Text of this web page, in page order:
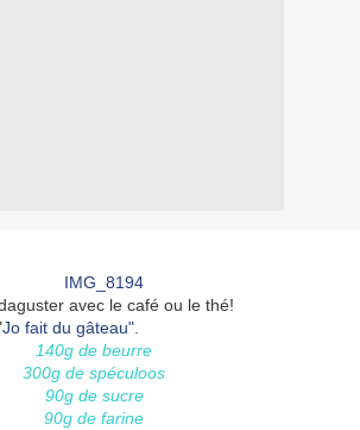
avec le café ou le thé!
Jo fait du gâteau".
140g de beurre
300g de spéculoos
90g de sucre
90g de farine